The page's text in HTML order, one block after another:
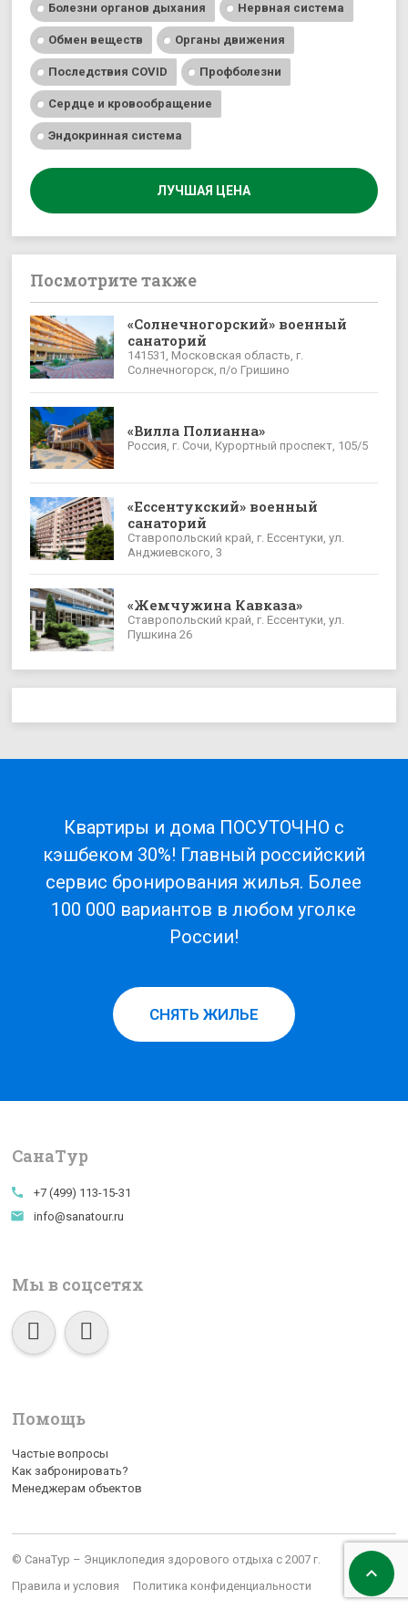
Болезни органов дыхания Нервная система
Обмен веществ Органы движения
Последствия COVID Профболезни
Сердце и кровообращение
Эндокринная система
ЛУЧШАЯ ЦЕНА
Посмотрите также
«Солнечногорский» военный
санаторий
141531, Московская область, г.
Солнечногорск, п/о Гришино
«Вилла Полианна»
Россия, г. Сочи, Курортный проспект, 105/5
«Ессентукский» военный
санаторий
Ставропольский край, г. Ессентуки, ул.
Анджиевского, 3
«Жемчужина Кавказа»
Ставропольский край, г. Ессентуки, ул.
Пушкина 26

Квартиры и дома ПОСУТОЧНО с
кэшбеком 30%! Главный российский
сервис бронирования жилья. Более
100 000 вариантов в любом уголке
России!
СНЯТЬ ЖИЛЬЕ
СанаTур
call +7 (499) 113-15-31
email info@sanatour.ru
Мы в соцсетях
Помощь
Частые вопросы
Как забронировать?
Менеджерам объектов
© СанаТур – Энциклопедия здорового отдыха с 2007 г.
Правила и условия
Политика конфиденциальности